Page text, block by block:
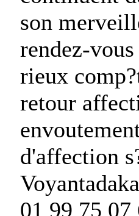
son
rendez-
rieux
retour
d'affection
01 99 75